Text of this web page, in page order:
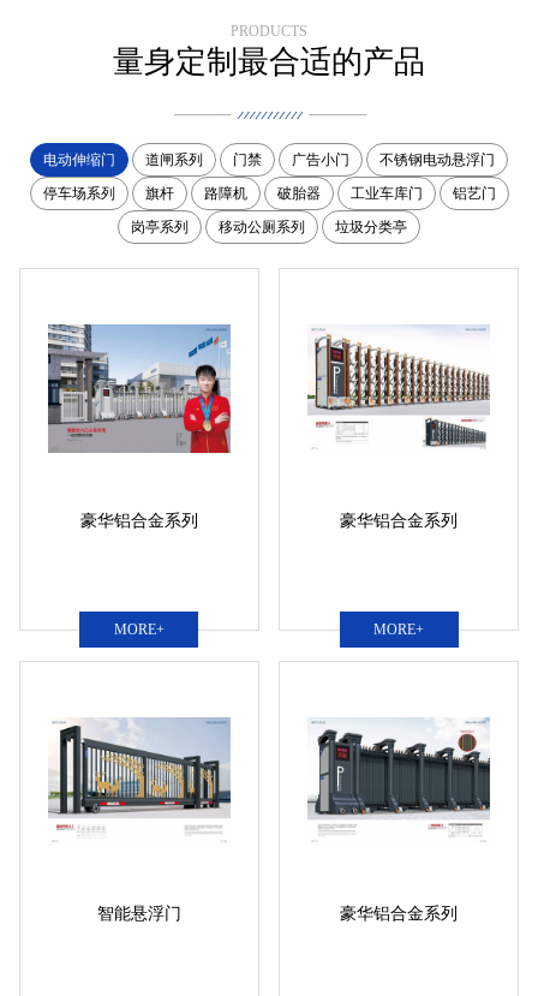
PRODUCTS
量身定制最合适的产品
电动伸缩门 道闸系列 门禁 广告小门
不锈钢电动悬浮门
停车场系列
旗杆 路障机 破胎器 工业车库门
铝艺门
岗亭系列
移动公厕系列 垃圾分类亭
MORE+
豪华铝合金系列
MORE+
豪华铝合金系列
智能悬浮门 豪华铝合金系列